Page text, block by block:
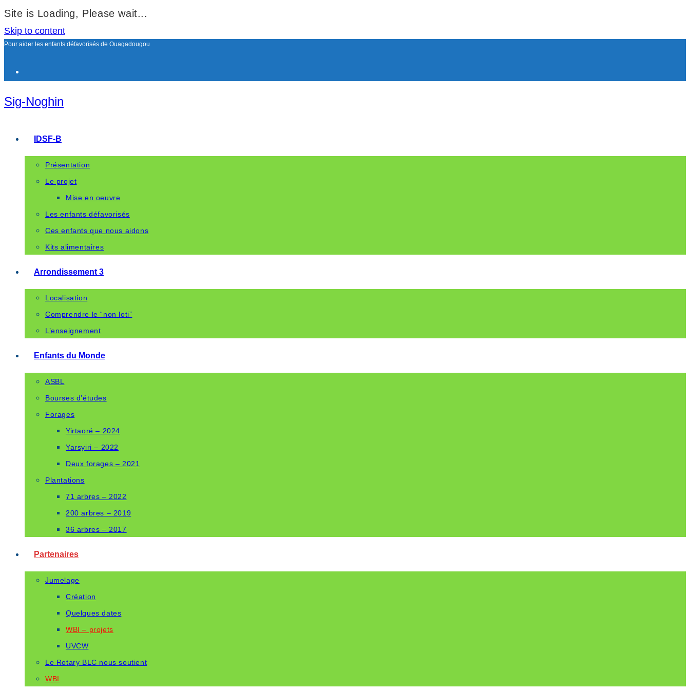
Site is Loading, Please wait...
Skip to content
Pour aider les enfants défavorisés de Ouagadougou
Sig-Noghin
IDSF-B
Présentation
Le projet
Mise en oeuvre
Les enfants défavorisés
Ces enfants que nous aidons
Kits alimentaires
Arrondissement 3
Localisation
Comprendre le “non loti”
L’enseignement
Enfants du Monde
ASBL
Bourses d’études
Forages
Yirtaoré – 2024
Yarsyiri – 2022
Deux forages – 2021
Plantations
71 arbres – 2022
200 arbres – 2019
36 arbres – 2017
Partenaires
Jumelage
Création
Quelques dates
WBI – projets
UVCW
Le Rotary BLC nous soutient
WBI